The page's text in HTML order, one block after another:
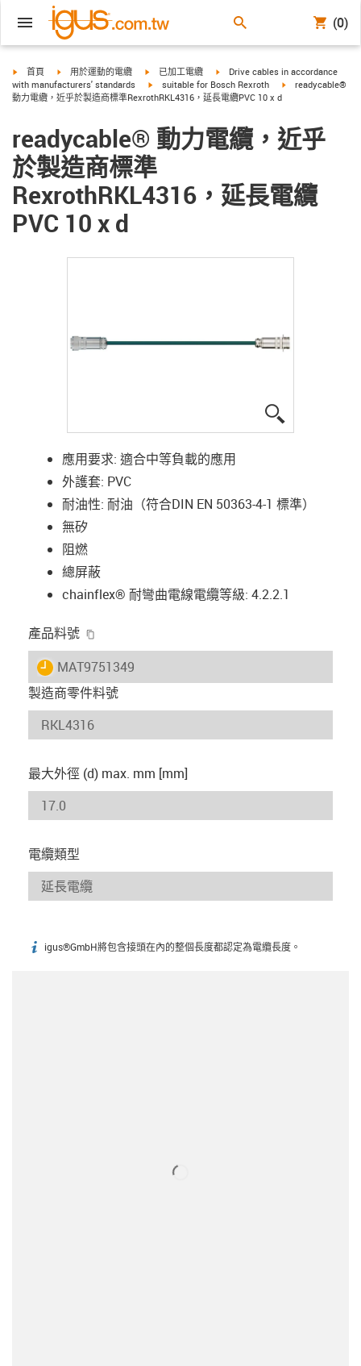
(0)
igus-icon-arrow-right
首頁 igus-icon-arrow-right
用於運動的電纜 igus-icon-arrow-right
已加工電纜 igus-icon-arrow-right
Drive cables in accordance
with manufacturers' standards
igus-icon-arrow-right
suitable for Bosch Rexroth igus-icon-arrow-
readycable®
動力電纜，近乎於製造商標準RexrothRKL4316，延長電纜PVC 10 x d
readycable® 動力電纜，近乎
於製造商標準
RexrothRKL4316，延長電纜
PVC 10 x d
應用要求: 適合中等負載的應用
外護套: PVC
耐油性: 耐油（符合DIN EN 50363-4-1 標準）
無矽
阻燃
總屏蔽
chainflex® 耐彎曲電線電纜等級: 4.2.2.1
產品料號
igus-icon-lieferzeit
MAT9751349
製造商零件料號
最大外徑 (d) max. mm [mm]
電纜類型
igus-icon-info
igus®GmbH將包含接頭在內的整個長度都認定為電纜長度。